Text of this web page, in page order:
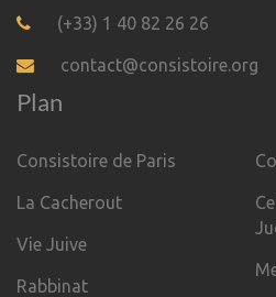
(+33) 1 40 82 26 26
contact@consistoire.org
Plan
Consistoire de Paris
La Cacherout
Vie Juive
Rabbinat